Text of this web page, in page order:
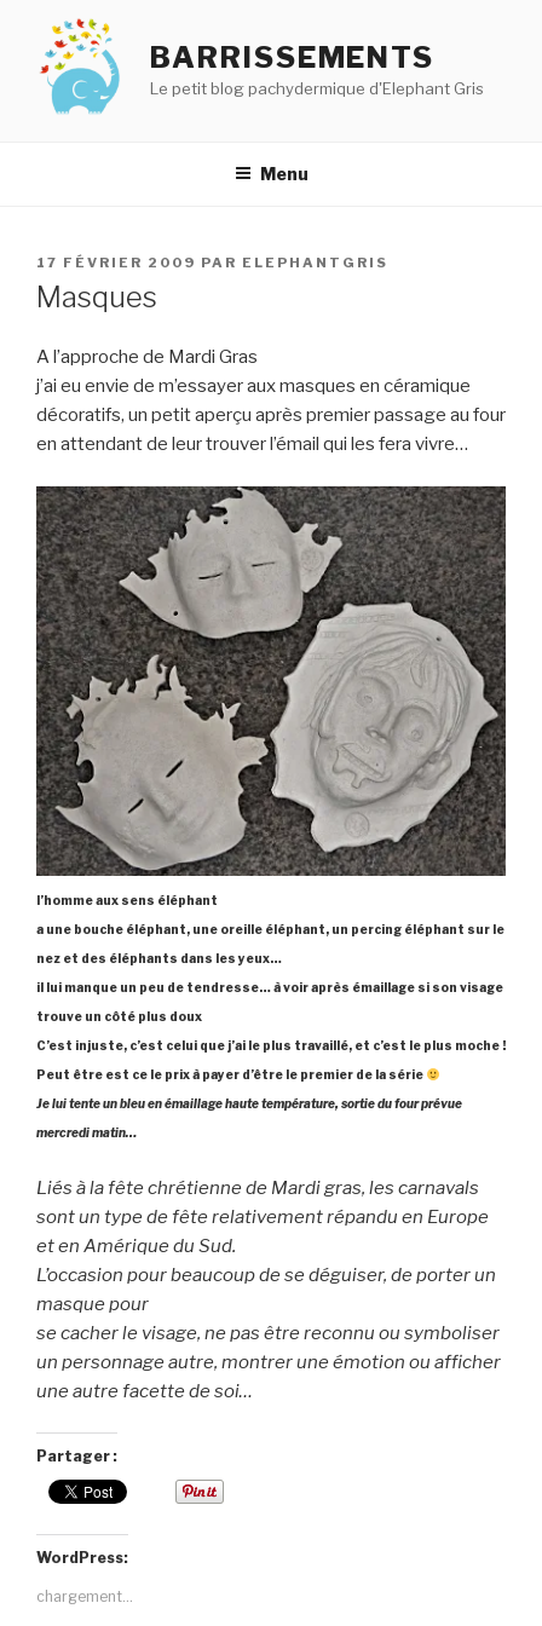
contenu
principal
BARRISSEMENTS
Le petit blog pachydermique d'Elephant Gris
Menu
PUBLIÉ
LE
17 FÉVRIER 2009 PAR ELEPHANTGRIS
Masques
A l’approche de Mardi Gras
j’ai eu envie de m’essayer aux masques en céramique
décoratifs, un petit aperçu après premier passage au four
en attendant de leur trouver l’émail qui les fera vivre…
l’homme aux sens éléphant
a une bouche éléphant, une oreille éléphant, un percing éléphant sur le
nez et des éléphants dans les yeux…
il lui manque un peu de tendresse… à voir après émaillage si son visage
trouve un côté plus doux
C’est injuste, c’est celui que j’ai le plus travaillé, et c’est le plus moche !
Peut être est ce le prix à payer d’être le premier de la série
Je lui tente un bleu en émaillage haute température, sortie du four prévue
mercredi matin…
Liés à la fête chrétienne de Mardi gras, les carnavals
sont un type de fête relativement répandu en Europe
et en Amérique du Sud.
L’occasion pour beaucoup de se déguiser, de porter un
masque pour
se cacher le visage, ne pas être reconnu ou symboliser
un personnage autre, montrer une émotion ou afficher
une autre facette de soi…
Partager :
WordPress:
chargement…